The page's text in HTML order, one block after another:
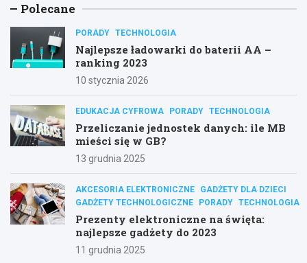
Polecane
PORADY TECHNOLOGIA
Najlepsze ładowarki do baterii AA –
ranking 2023
10 stycznia 2026
EDUKACJA CYFROWA PORADY TECHNOLOGIA
Przeliczanie jednostek danych: ile MB
mieści się w GB?
13 grudnia 2025
AKCESORIA ELEKTRONICZNE
GADŻETY DLA DZIECI
GADŻETY TECHNOLOGICZNE
PORADY TECHNOLOGIA
Prezenty elektroniczne na święta:
najlepsze gadżety do 2023
11 grudnia 2025